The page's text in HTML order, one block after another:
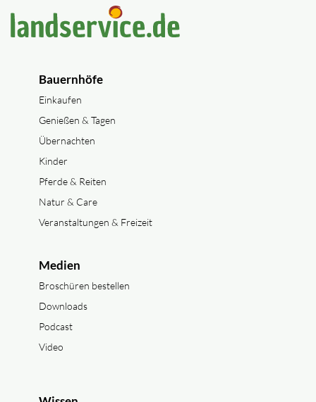
Bauernhöfe
Einkaufen
Genießen & Tagen
Übernachten
Kinder
Pferde & Reiten
Natur & Care
Veranstaltungen & Freizeit
Medien
Broschüren bestellen
Downloads
Podcast
Video